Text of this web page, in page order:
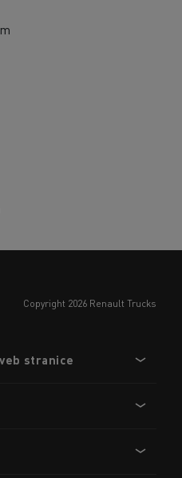
copyright 2026 Renault Trucks
stranice